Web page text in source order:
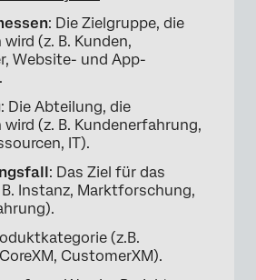
: Die Zielgruppe, die
(z. B. Kunden,
Website- und App-
: Die Abteilung, die
wird (z. B. Kundenerfahrung,
IT).
: Das Ziel für das
B. Instanz, Marktforschung,
(z.B.
CustomerXM).